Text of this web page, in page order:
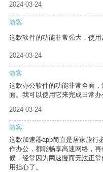
2024-03-24
游客
这款软件的功能非常强大，使用
2024-03-24
游客
这款办公软件的功能非常全面
面。我可以使用它来完成日常办
2024-03-24
游客
这款加速器app简直是居家旅行
作办公，都能畅享高速网络，
候，经常因为网速慢而无法正
用担心了。